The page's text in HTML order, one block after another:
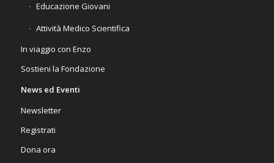
Educazione Giovani
Attività Medico Scientifica
In viaggio con Enzo
Sostieni la Fondazione
News ed Eventi
Newsletter
Registrati
Dona ora